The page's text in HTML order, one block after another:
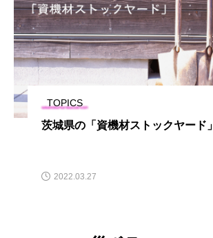
TOPICS
茨城県の「資機材ストックヤード」
2022.03.27